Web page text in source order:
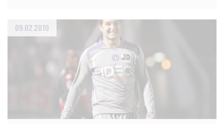
09.02.2010